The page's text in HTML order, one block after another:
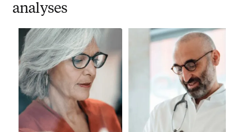
analyses